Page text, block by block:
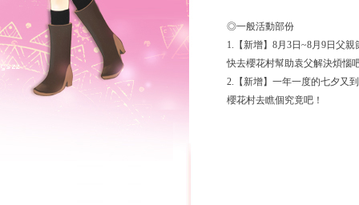
◎一般活動部份
1.【新增】8月3日~8月9日父
快去櫻花村幫助袁父解決煩惱
2.【新增】一年一度的七夕又
櫻花村去瞧個究竟吧！